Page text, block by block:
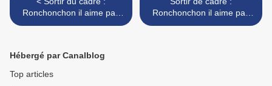
Ronchonchon il aime pas
les niches à pigeons sur
Ronchonchon il aime pas
l'hypocrite pie qui vole... >
Hébergé par Canalblog
Top articles